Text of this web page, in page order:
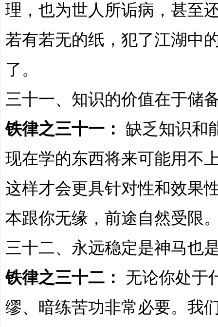
理，也为世人所诟病，甚至
若有若无的纸，犯了江湖中
了。
三十一、知识的价值在于储
铁律之三十一： 缺乏知识和
现在学的东西将来可能用不
这样才会更具针对性和效果
本跟你无缘，前途自然受限
三十二、永远稳定是神马也
铁律之三十二：
无论你处于
缪、暗练苦功非常必要。我